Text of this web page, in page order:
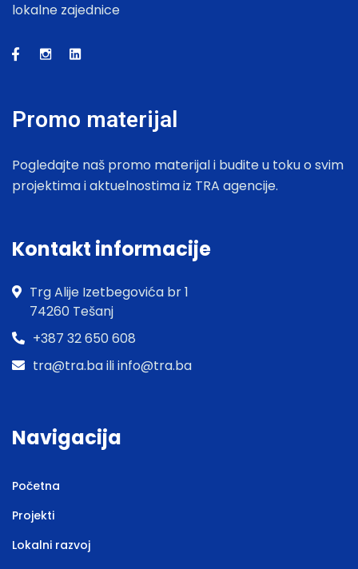
lokalne zajednice
Promo materijal
Pogledajte naš promo materijal i budite u toku o svim
projektima i aktuelnostima iz TRA agencije.
Kontakt informacije
Trg Alije Izetbegovića br 1
74260 Tešanj
+387 32 650 608
tra@tra.ba ili info@tra.ba
Navigacija
Početna
Projekti
Lokalni razvoj